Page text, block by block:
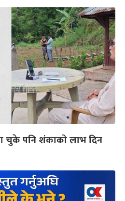
चुके पनि शंकाको लाभ दिन